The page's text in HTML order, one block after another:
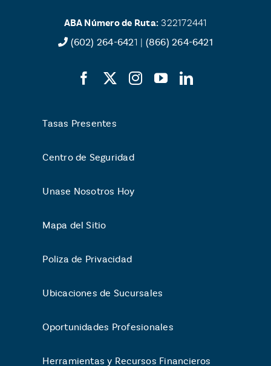
ABA Número de Ruta: 322172441
(602) 264-6421 | (866) 264-6421
Tasas Presentes
Centro de Seguridad
Unase Nosotros Hoy
Mapa del Sitio
Poliza de Privacidad
Ubicaciones de Sucursales
Oportunidades Profesionales
Herramientas y Recursos Financieros